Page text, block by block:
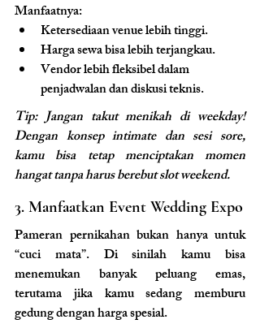
Manfaatnya:
Ketersediaan venue lebih tinggi.
Harga sewa bisa lebih terjangkau.
Vendor lebih fleksibel dalam
penjadwalan dan diskusi teknis.
Tip: Jangan takut menikah di weekday!
Dengan konsep intimate dan sesi sore,
kamu bisa tetap menciptakan momen
hangat tanpa harus berebut slot weekend.
3. Manfaatkan Event Wedding Expo
Pameran pernikahan bukan hanya untuk
“cuci mata”. Di sinilah kamu bisa
menemukan banyak peluang emas,
terutama jika kamu sedang memburu
gedung dengan harga spesial.